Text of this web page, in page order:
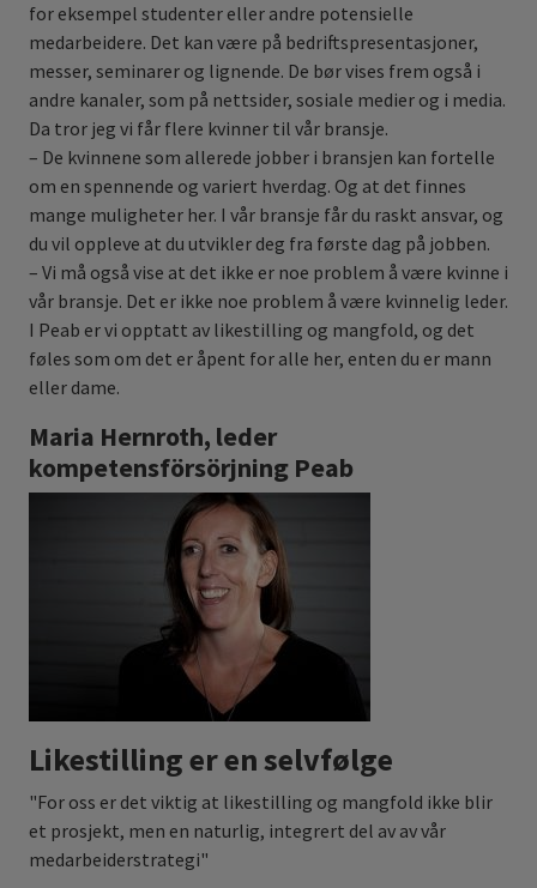
for eksempel studenter eller andre potensielle
medarbeidere. Det kan være på bedriftspresentasjoner,
messer, seminarer og lignende. De bør vises frem også i
andre kanaler, som på nettsider, sosiale medier og i media.
Da tror jeg vi får flere kvinner til vår bransje.
– De kvinnene som allerede jobber i bransjen kan fortelle
om en spennende og variert hverdag. Og at det finnes
mange muligheter her. I vår bransje får du raskt ansvar, og
du vil oppleve at du utvikler deg fra første dag på jobben.
– Vi må også vise at det ikke er noe problem å være kvinne i
vår bransje. Det er ikke noe problem å være kvinnelig leder.
I Peab er vi opptatt av likestilling og mangfold, og det
føles som om det er åpent for alle her, enten du er mann
eller dame.
Maria Hernroth, leder
kompetensförsörjning Peab
Likestilling er en selvfølge
"For oss er det viktig at likestilling og mangfold ikke blir
et prosjekt, men en naturlig, integrert del av av vår
medarbeiderstrategi"